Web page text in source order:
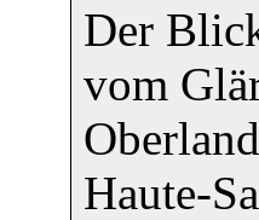
Der
vom
Haute-